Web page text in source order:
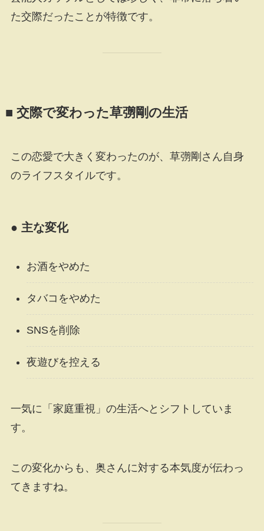
た交際だったことが特徴です。
■ 交際で変わった草彅剛の生活
この恋愛で大きく変わったのが、草彅剛さん自身
のライフスタイルです。
● 主な変化
お酒をやめた
タバコをやめた
SNSを削除
夜遊びを控える
一気に「家庭重視」の生活へとシフトしていま
す。
この変化からも、奥さんに対する本気度が伝わっ
てきますね。